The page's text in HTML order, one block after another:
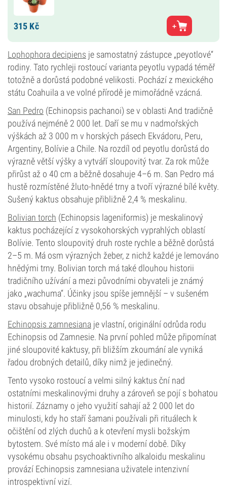
315 Kč
Lophophora decipiens je samostatný zástupce „peyotlové“
rodiny. Tato rychleji rostoucí varianta peyotlu vypadá téměř
totožně a dorůstá podobné velikosti. Pochází z mexického
státu Coahuila a ve volné přírodě je mimořádně vzácná.
San Pedro (Echinopsis pachanoi) se v oblasti And tradičně
používá nejméně 2 000 let. Daří se mu v nadmořských
výškách až 3 000 m v horských pásech Ekvádoru, Peru,
Argentiny, Bolívie a Chile. Na rozdíl od peyotlu dorůstá do
výrazně větší výšky a vytváří sloupovitý tvar. Za rok může
přirůst až o 40 cm a běžně dosahuje 4–6 m. San Pedro má
hustě rozmístěné žluto-hnědé trny a tvoří výrazné bílé květy.
Sušený kaktus obsahuje přibližně 2,4 % meskalinu.
Bolivian torch (Echinopsis lageniformis) je meskalinový
kaktus pocházející z vysokohorských vyprahlých oblastí
Bolívie. Tento sloupovitý druh roste rychle a běžně dorůstá
2–5 m. Má osm výrazných žeber, z nichž každé je lemováno
hnědými trny. Bolivian torch má také dlouhou historii
tradičního užívání a mezi původními obyvateli je známý
jako „wachuma“. Účinky jsou spíše jemnější – v sušeném
stavu obsahuje přibližně 0,56 % meskalinu.
Echinopsis zamnesiana je vlastní, originální odrůda rodu
Echinopsis od Zamnesie. Na první pohled může připomínat
jiné sloupovité kaktusy, při bližším zkoumání ale vyniká
řadou drobných detailů, díky nimž je jedinečný.
Tento vysoko rostoucí a velmi silný kaktus ční nad
ostatními meskalinovými druhy a zároveň se pojí s bohatou
historií. Záznamy o jeho využití sahají až 2 000 let do
minulosti, kdy ho staří šamani používali při rituálech k
očištění od zlých duchů a k otevření mysli božským
bytostem. Své místo má ale i v moderní době. Díky
vysokému obsahu psychoaktivního alkaloidu meskalinu
provází Echinopsis zamnesiana uživatele intenzivní
introspektivní vizí.